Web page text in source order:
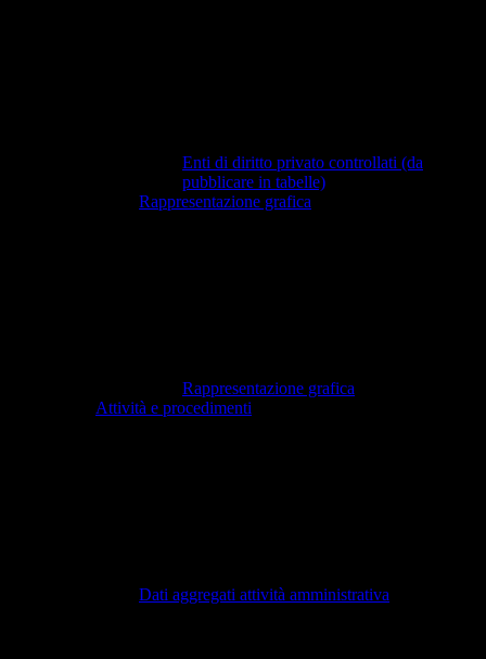
Enti di diritto privato controllati (da
pubblicare in tabelle)
Rappresentazione grafica
Rappresentazione grafica
Attività e procedimenti
Dati aggregati attività amministrativa